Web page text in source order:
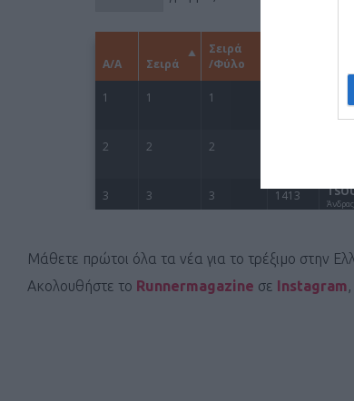
Μάθετε πρώτοι όλα τα νέα για το τρέξιμο στην
Ακολουθήστε το Runnermagazine σε Instagram,